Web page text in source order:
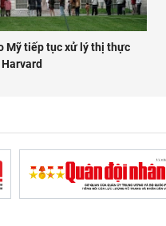
Mỹ tiếp tục xử lý thị thực